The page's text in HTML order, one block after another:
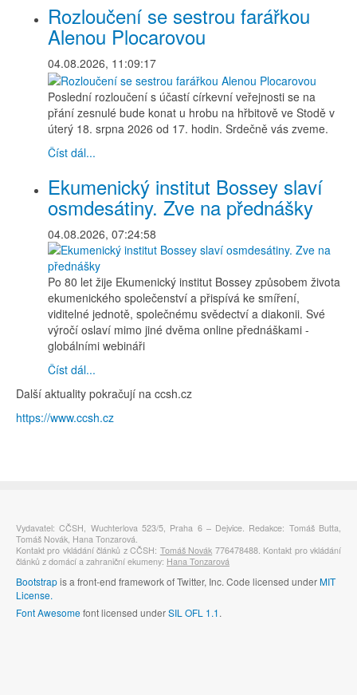
Rozloučení se sestrou farářkou
Alenou Plocarovou
04.08.2026, 11:09:17
Poslední rozloučení s účastí církevní veřejnosti se na
přání zesnulé bude konat u hrobu na hřbitově ve Stodě v
úterý 18. srpna 2026 od 17. hodin. Srdečně vás zveme.
Číst dál...
Ekumenický institut Bossey slaví
osmdesátiny. Zve na přednášky
04.08.2026, 07:24:58
Po 80 let žije Ekumenický institut Bossey způsobem života
ekumenického společenství a přispívá ke smíření,
viditelné jednotě, společnému svědectví a diakonii. Své
výročí oslaví mimo jiné dvěma online přednáškami -
globálními webináři
Číst dál...
Další aktuality pokračují na ccsh.cz
https://www.ccsh.cz
Vydavatel: CČSH, Wuchterlova 523/5, Praha 6 – Dejvice. Redakce: Tomáš Butta,
Tomáš Novák, Hana Tonzarová.
Kontakt pro vkládání článků z CČSH: Tomáš Novák 776478488. Kontakt pro vkládání
článků z domácí a zahraniční ekumeny: Hana Tonzarová
Bootstrapis a front-end framework of Twitter, Inc. Code licensed underMIT
License.
Font Awesomefont licensed underSIL OFL 1.1.